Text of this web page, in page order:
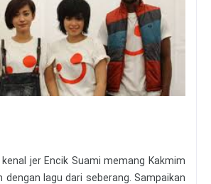
jer Encik Suami memang Kakmim
dengan lagu dari seberang. Sampaikan